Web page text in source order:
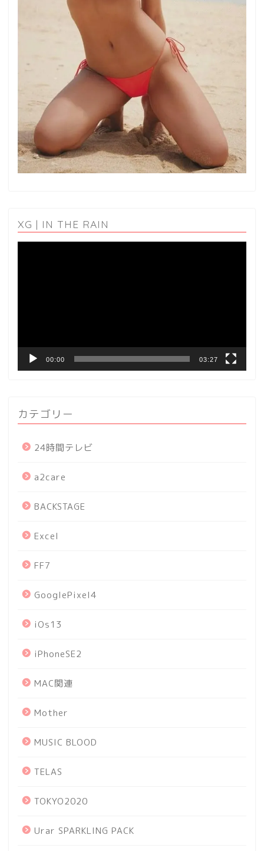
XG | IN THE RAIN
00:00 03:27
カテゴリー
24時間テレビ
a2care
BACKSTAGE
Excel
FF7
GooglePixel4
iOs13
iPhoneSE2
MAC関連
Mother
MUSIC BLOOD
TELAS
TOKYO2020
Urar SPARKLING PACK